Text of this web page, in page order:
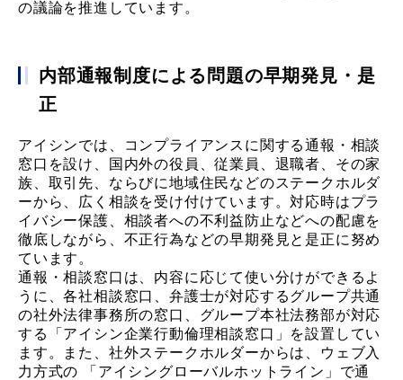
の議論を推進しています。
内部通報制度による問題の早期発見・是
正
アイシンでは、コンプライアンスに関する通報・相談
窓口を設け、国内外の役員、従業員、退職者、その家
族、取引先、ならびに地域住民などのステークホルダ
ーから、広く相談を受け付けています。対応時はプラ
イバシー保護、相談者への不利益防止などへの配慮を
徹底しながら、不正行為などの早期発見と是正に努め
ています。
通報・相談窓口は、内容に応じて使い分けができるよ
うに、各社相談窓口、弁護士が対応するグループ共通
の社外法律事務所の窓口、グループ本社法務部が対応
する「アイシン企業行動倫理相談窓口」を設置してい
ます。また、社外ステークホルダーからは、ウェブ入
力方式の 「アイシングローバルホットライン」で通